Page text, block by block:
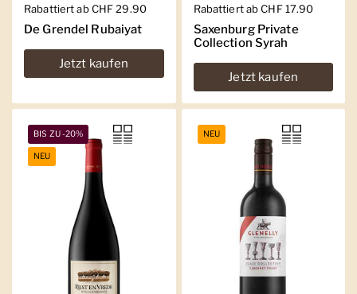
Regulärer Preis
Rabattiert ab CHF 29.90
De Grendel Rubaiyat
Jetzt kaufen
Regulärer Preis
Rabattiert ab CHF 17.90
Saxenburg Private
Collection Syrah
Jetzt kaufen
BIS ZU -20%
NEU
NEU